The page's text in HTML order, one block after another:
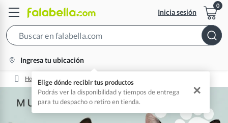
Inicia sesión
location-
Ingresa tu ubicación
Elige dónde recibir tus productos
Podrás ver la disponibilidad y tiempos de entrega
para tu despacho o retiro en tienda.
✕
Home Tienda De Mascotas 🐾